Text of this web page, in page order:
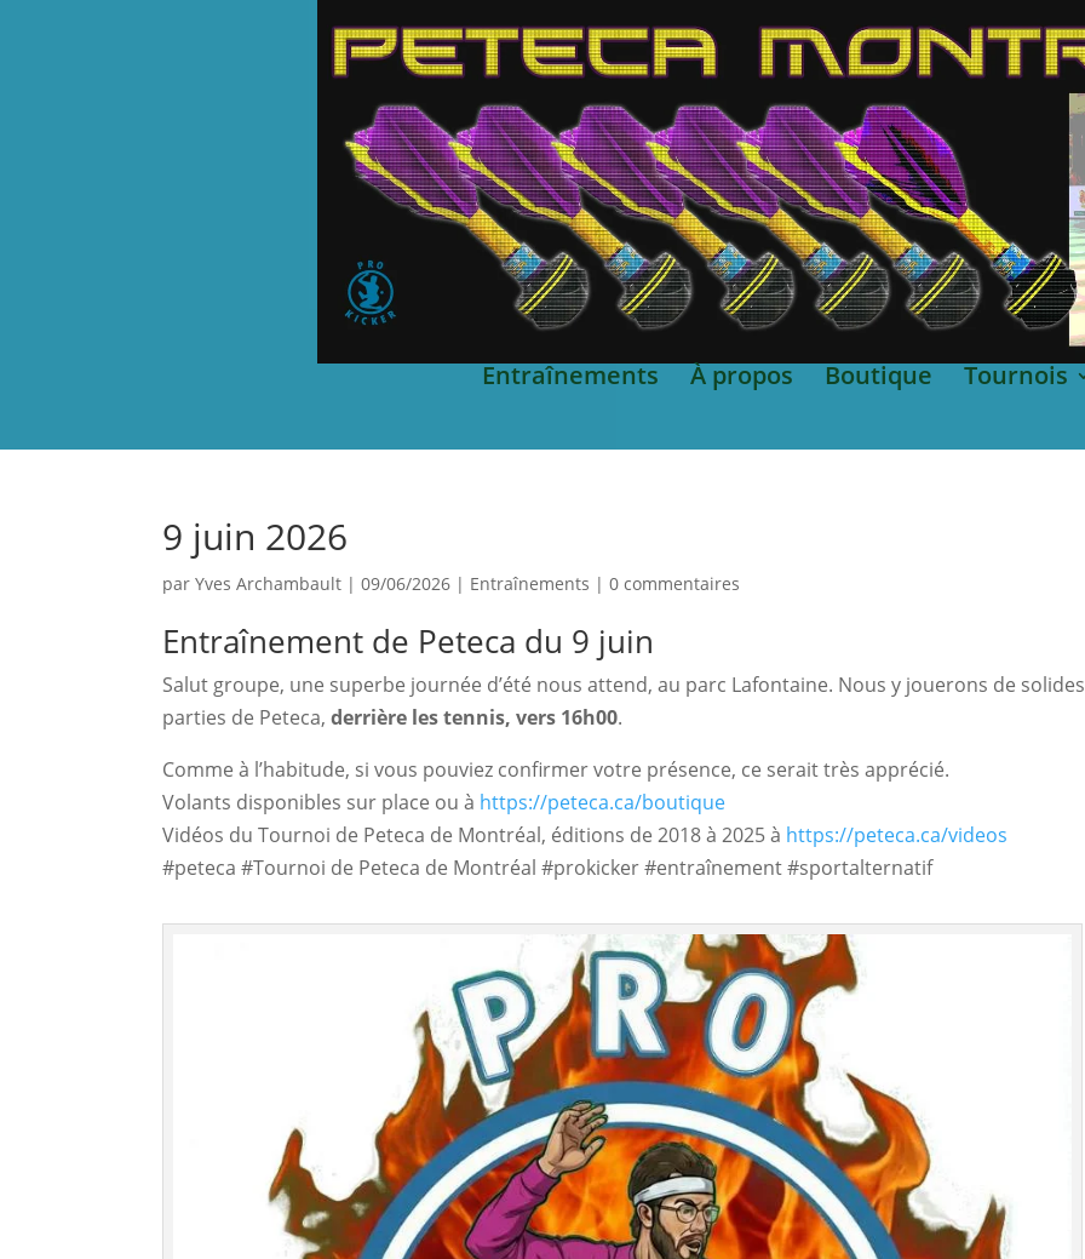
Entraînements À propos Boutique Tournois
9 juin 2026
parYves Archambault |09/06/2026 | Entraînements |0 commentaires
Entraînement de Peteca du 9 juin
Salut groupe, une superbe journée d’été nous attend, au parc Lafontaine. Nous y jouerons de solides
parties de Peteca, derrière les tennis, vers 16h00.
Comme à l’habitude, si vous pouviez confirmer votre présence, ce serait très apprécié.
Volants disponibles sur place ou à https://peteca.ca/boutique
Vidéos du Tournoi de Peteca de Montréal, éditions de 2018 à 2025 à https://peteca.ca/videos
#peteca #Tournoi de Peteca de Montréal #prokicker #entraînement #sportalternatif